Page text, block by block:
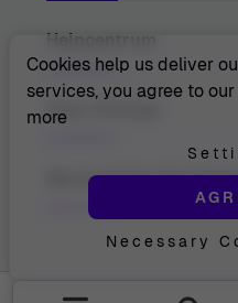
Juul Grietensstraat 9/
support@ormoda.com
Maandag t/m
(CET)
Helpcentrum
Helpcentrum
Bestelinformatie
Verzendinformatie
Retourneren
Over Ormoda
Over Ons
De Voordelen Van Ormoda
De Ormoda-Winkel
Word Lid Van De
Mis nooit onze nieuwste
Cookies help us deliver
services, you agree to
more
Necessary